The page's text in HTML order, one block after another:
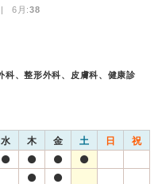
6月:38
科、整形外科、皮膚科、健康診
水 木 金 土 日 祝